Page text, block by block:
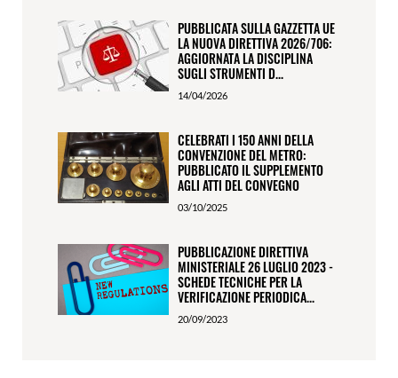
PUBBLICATA SULLA GAZZETTA UE
LA NUOVA DIRETTIVA 2026/706:
AGGIORNATA LA DISCIPLINA
SUGLI STRUMENTI D...
14/04/2026
CELEBRATI I 150 ANNI DELLA
CONVENZIONE DEL METRO:
PUBBLICATO IL SUPPLEMENTO
AGLI ATTI DEL CONVEGNO
03/10/2025
PUBBLICAZIONE DIRETTIVA
MINISTERIALE 26 LUGLIO 2023 -
SCHEDE TECNICHE PER LA
VERIFICAZIONE PERIODICA...
20/09/2023